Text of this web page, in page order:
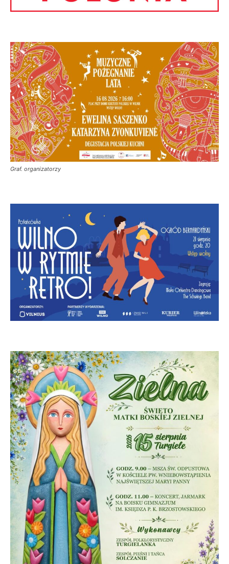
Graf. organizatorzy